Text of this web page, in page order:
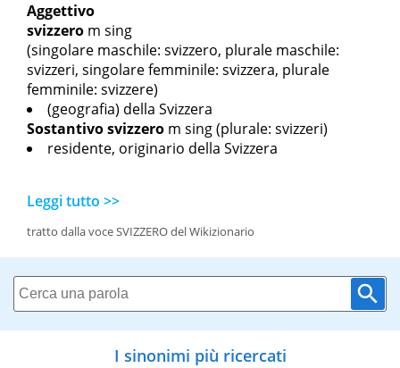
Aggettivo
svizzero m sing
(singolare maschile: svizzero, plurale maschile:
svizzeri, singolare femminile: svizzera, plurale
femminile: svizzere)
(geografia) della Svizzera
Sostantivosvizzero m sing(plurale: svizzeri)
residente, originario della Svizzera
Leggi tutto >>
tratto dalla voce SVIZZERO del Wikizionario
I sinonimi più ricercati